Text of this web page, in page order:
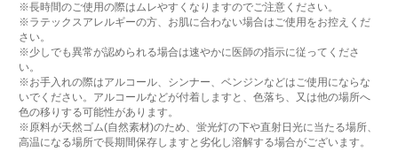
※長時間のご使用の際はムレやすくなりますのでご注意ください。
※ラテックスアレルギーの方、お肌に合わない場合はご使用をお控えくだ
さい。
※少しでも異常が認められる場合は速やかに医師の指示に従ってくださ
い。
※お手入れの際はアルコール、シンナー、ベンジンなどはご使用にならな
いでください。アルコールなどが付着しますと、色落ち、又は他の場所へ
色の移りする可能性があります。
※原料が天然ゴム(自然素材)のため、蛍光灯の下や直射日光に当たる場所、
高温になる場所で長期間保存しますと劣化し溶解する場合がございます。